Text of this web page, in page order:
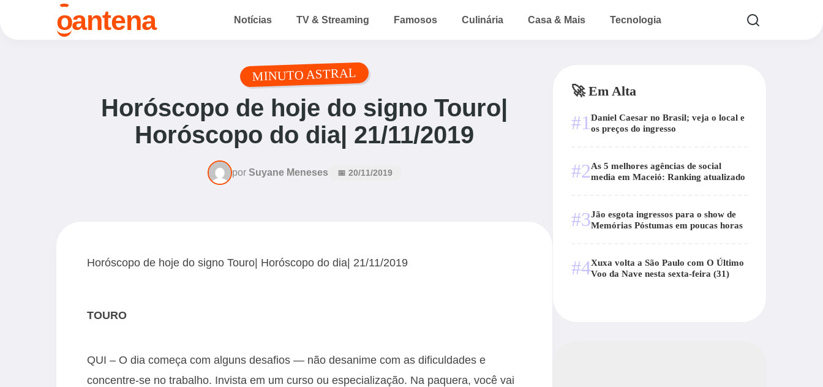
oantena Notícias TV & Streaming Famosos Culinária Casa & Mais Tecnologia
MINUTO ASTRAL
Horóscopo de hoje do signo Touro|
Horóscopo do dia| 21/11/2019
por Suyane Meneses 📅 20/11/2019
Horóscopo de hoje do signo Touro| Horóscopo do dia| 21/11/2019
TOURO
QUI – O dia começa com alguns desafios — não desanime com as dificuldades e
concentre-se no trabalho. Invista em um curso ou especialização. Na paquera, você vai
🚀 Em Alta
#1 Daniel Caesar no Brasil; veja o local e
os preços do ingresso
#2As 5 melhores agências de social
media em Maceió: Ranking atualizado
#3Jão esgota ingressos para o show de
Memórias Póstumas em poucas horas
#4Xuxa volta a São Paulo com O Último
Voo da Nave nesta sexta-feira (31)